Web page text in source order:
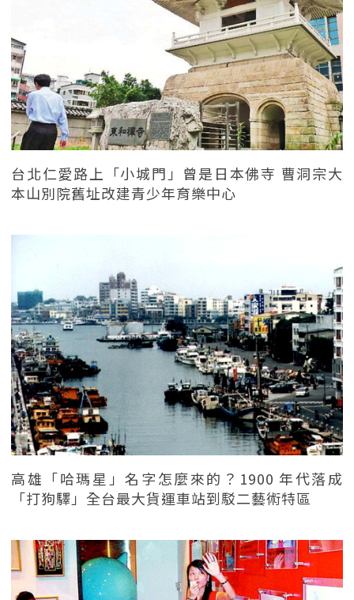
台北仁愛路上「小城門」曾是日本佛寺 曹洞宗大
本山別院舊址改建青少年育樂中心
高雄「哈瑪星」名字怎麼來的？1900 年代落成
「打狗驛」全台最大貨運車站到駁二藝術特區